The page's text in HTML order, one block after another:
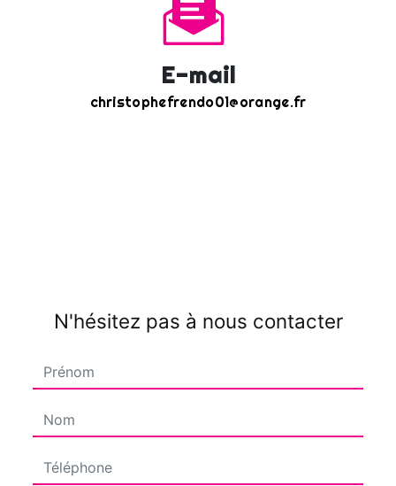
E-mail
christophefrendo01@orange.fr
N'hésitez pas à nous contacter